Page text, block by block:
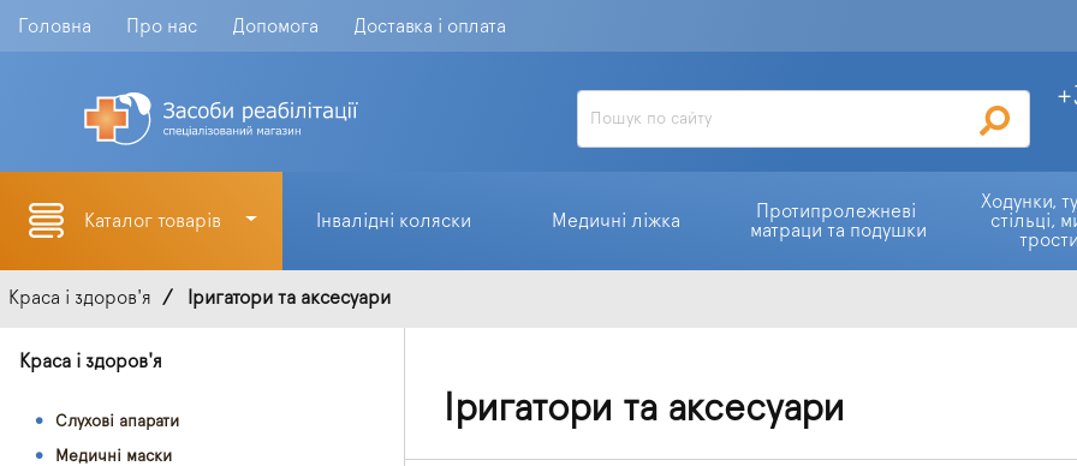
Головна Про нас Допомога Доставка і оплата
Каталог товарів Інвалідні коляски Медичні ліжка
Протипролежневі
матраци та подушки
Ходунки,
стільці,
Краса і здоров'я Іригатори та аксесуари
Краса і здоров'я
Слухові апарати
Медичні маски
Іригатори та аксесуари